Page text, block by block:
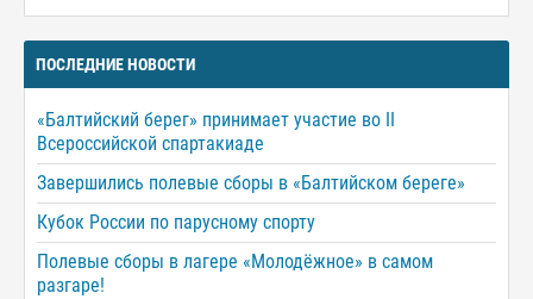
ПОСЛЕДНИЕ НОВОСТИ
«Балтийский берег» принимает участие во II
Всероссийской спартакиаде
Завершились полевые сборы в «Балтийском береге»
Кубок России по парусному спорту
Полевые сборы в лагере «Молодёжное» в самом
разгаре!